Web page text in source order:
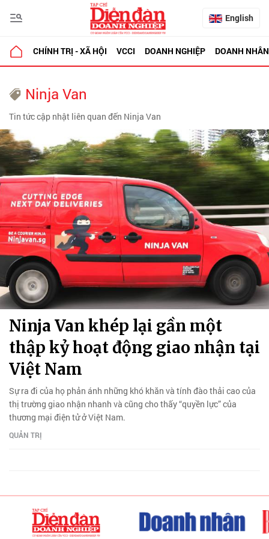
English
CHÍNH TRỊ - XÃ HỘI VCCI DOANH NGHIỆP DOANH NHÂN
Ninja Van
Tin tức cập nhật liên quan đến Ninja Van
Ninja Van khép lại gần một
thập kỷ hoạt động giao nhận tại
Việt Nam
Sự ra đi của họ phản ánh những khó khăn và tính đào thải cao của
thị trường giao nhận nhanh và cũng cho thấy “quyền lực” của
thương mại điện tử ở Việt Nam.
QUẢN TRỊ